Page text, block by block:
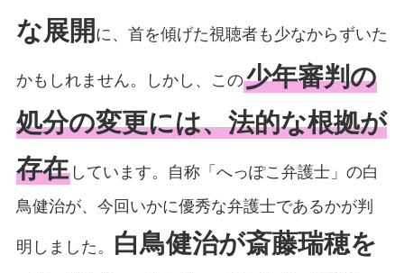
な展開 に、首を傾げた視聴者も少なからずいた
かもしれません。しかし、この少年審判の
処分の変更には、法的な根拠が
存在しています。自称「へっぽこ弁護士」の白
鳥健治が、今回いかに優秀な弁護士であるかが判
明しました。
白鳥健治が斎藤瑞穂を